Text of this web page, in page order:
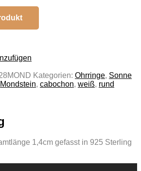
Kategorien: Ohrringe, Sonne
Mondstein, cabochon, weiß, rund
1,4cm gefasst in 925 Sterling